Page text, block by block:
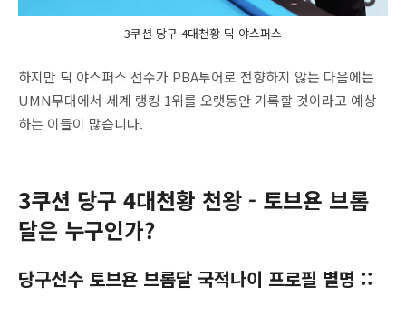
3쿠션 당구 4대천황 딕 야스퍼스
하지만 딕 야스퍼스 선수가 PBA투어로 전향하지 않는 다음에는
UMN무대에서 세계 랭킹 1위를 오랫동안 기록할 것이라고 예상
하는 이들이 많습니다.
3쿠션 당구 4대천황 천왕 - 토브욘 브롬
달은 누구인가?
당구선수 토브욘 브롬달 국적나이 프로필 별명 ::